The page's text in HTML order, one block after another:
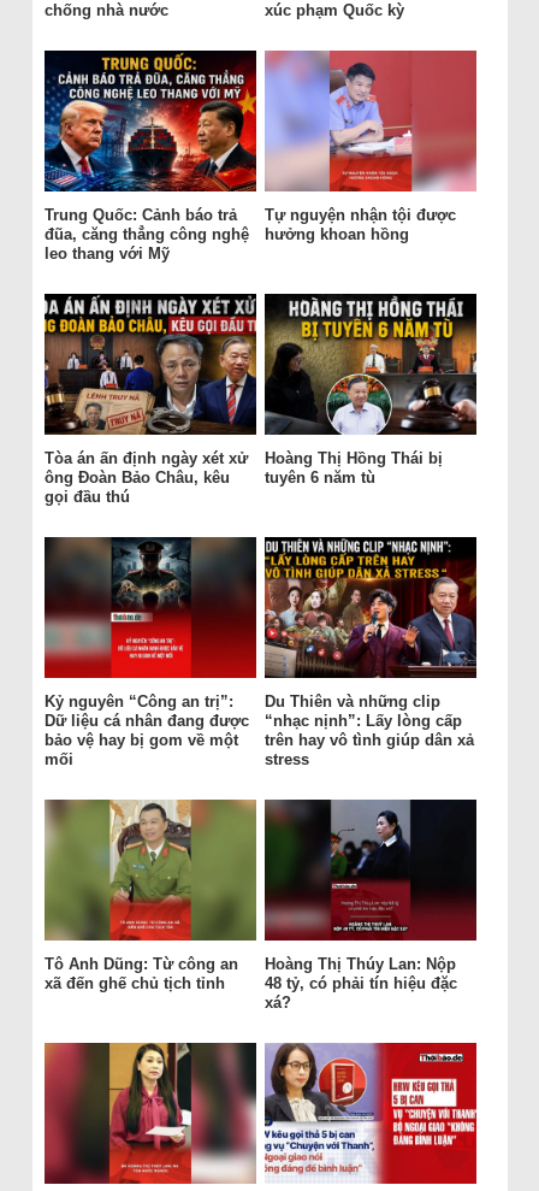
chống nhà nước
xúc phạm Quốc kỳ
Trung Quốc: Cảnh báo trả
đũa, căng thẳng công nghệ
leo thang với Mỹ
Tự nguyện nhận tội được
hưởng khoan hồng
Tòa án ấn định ngày xét xử
ông Đoàn Bảo Châu, kêu
gọi đầu thú
Hoàng Thị Hồng Thái bị
tuyên 6 năm tù
Kỷ nguyên “Công an trị”:
Dữ liệu cá nhân đang được
bảo vệ hay bị gom về một
mối
Du Thiên và những clip
“nhạc nịnh”: Lấy lòng cấp
trên hay vô tình giúp dân xả
stress
Tô Anh Dũng: Từ công an
xã đến ghế chủ tịch tỉnh
Hoàng Thị Thúy Lan: Nộp
48 tỷ, có phải tín hiệu đặc
xá?